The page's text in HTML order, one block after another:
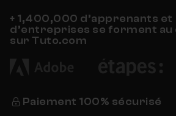
+ 1,400,000 d’apprenants et
d’entreprises se forment au
sur Tuto.com
Paiement 100% sécurisé